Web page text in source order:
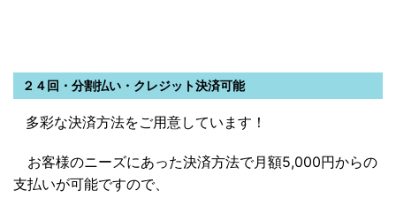
２４回・分割払い・クレジット決済可能
多彩な決済方法をご用意しています！
お客様のニーズにあった決済方法で月額5,000円からの
支払いが可能ですので、